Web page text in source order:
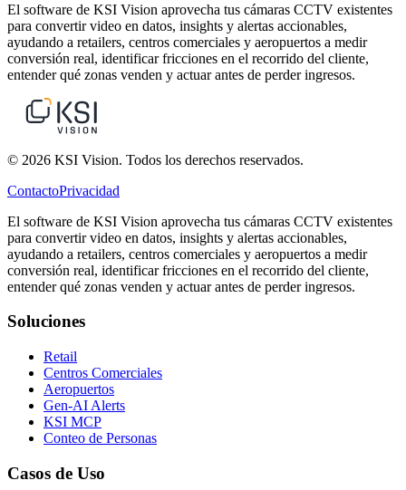
El software de KSI Vision aprovecha tus cámaras CCTV existentes
para convertir video en datos, insights y alertas accionables,
ayudando a retailers, centros comerciales y aeropuertos a medir
conversión real, identificar fricciones en el recorrido del cliente,
entender qué zonas venden y actuar antes de perder ingresos.
© 2026 KSI Vision. Todos los derechos reservados.
ContactoPrivacidad
El software de KSI Vision aprovecha tus cámaras CCTV existentes
para convertir video en datos, insights y alertas accionables,
ayudando a retailers, centros comerciales y aeropuertos a medir
conversión real, identificar fricciones en el recorrido del cliente,
entender qué zonas venden y actuar antes de perder ingresos.
Soluciones
Retail
Centros Comerciales
Aeropuertos
Gen-AI Alerts
KSI MCP
Conteo de Personas
Casos de Uso